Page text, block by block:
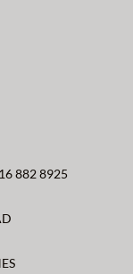
882 8925